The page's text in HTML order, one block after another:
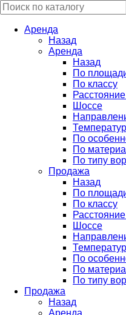
Аренда
Назад
Аренда
Назад
По
По классу
Шоссе
По
По
По типу
Продажа
Назад
По
По классу
Шоссе
По
По
По типу
Продажа
Назад
Аренда